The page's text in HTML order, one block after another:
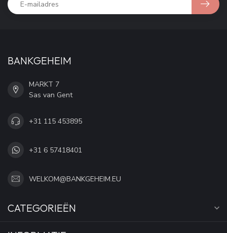
BANKGEHEIM
MARKT 7
Sas van Gent
+31 115 453895
+31 6 57418401
WELKOM@BANKGEHEIM.EU
CATEGORIEËN